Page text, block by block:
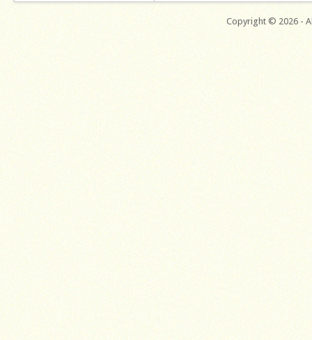
Copyright © 2026 -